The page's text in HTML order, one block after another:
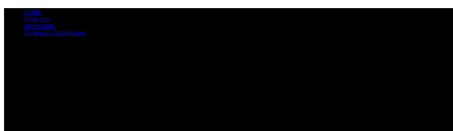
Home
Über uns
Impressum
Datenschutzerklärung